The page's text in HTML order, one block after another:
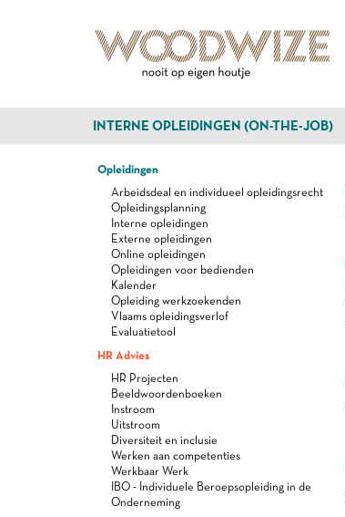
INTERNE OPLEIDINGEN (ON-THE-JOB)
Opleidingen
Arbeidsdeal en individueel opleidingsrecht
Opleidingsplanning
Interne opleidingen
Externe opleidingen
Online opleidingen
Opleidingen voor bedienden
Kalender
Opleiding werkzoekenden
Vlaams opleidingsverlof
Evaluatietool
HR Advies
HR Projecten
Beeldwoordenboeken
Instroom
Uitstroom
Diversiteit en inclusie
Werken aan competenties
Werkbaar Werk
IBO - Individuele Beroepsopleiding in de
Onderneming